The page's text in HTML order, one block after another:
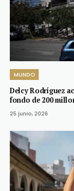
MUNDO
Delcy Rodríguez
fondo de 200
25 junio, 2026